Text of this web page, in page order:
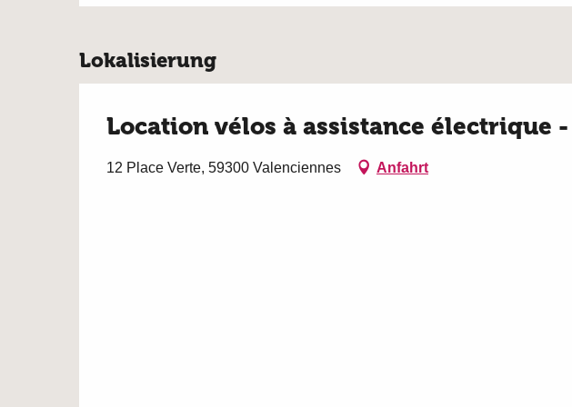
Lokalisierung
Location vélos à assistance électrique
12 Place Verte, 59300 Valenciennes Anfahrt